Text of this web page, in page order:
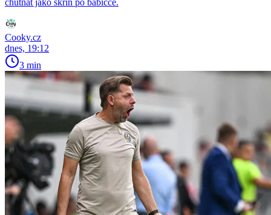
chutnat jako skříň po babičce.
Cooky.cz
dnes, 19:12
3 min